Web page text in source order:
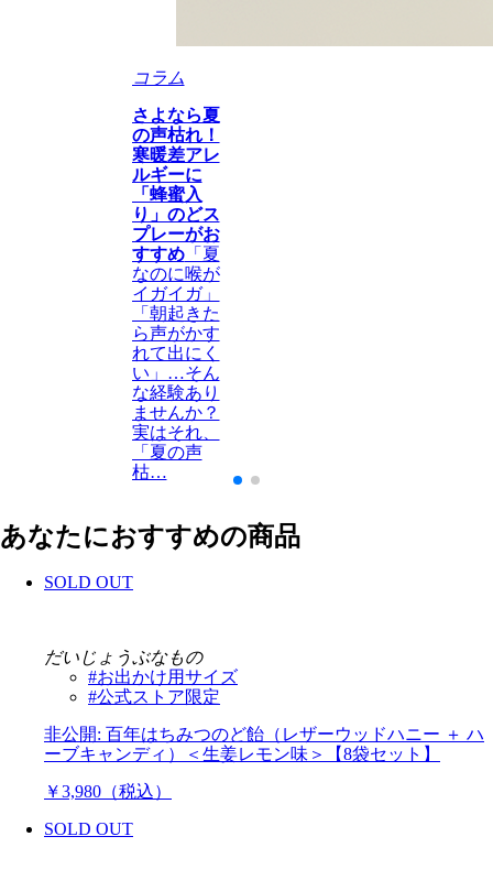
コラム
さよなら夏
の声枯れ！
寒暖差アレ
ルギーに
「蜂蜜入
り」のどス
プレーがお
すすめ「夏
なのに喉が
イガイガ」
「朝起きた
ら声がかす
れて出にく
い」…そん
な経験あり
ませんか？
実はそれ、
「夏の声
枯…
あなたにおすすめの商品
SOLD OUT
だいじょうぶなもの
#お出かけ用サイズ
#公式ストア限定
非公開: 百年はちみつのど飴（レザーウッドハニー ＋ ハ
ーブキャンディ）＜生姜レモン味＞【8袋セット】
￥3,980（税込）
SOLD OUT